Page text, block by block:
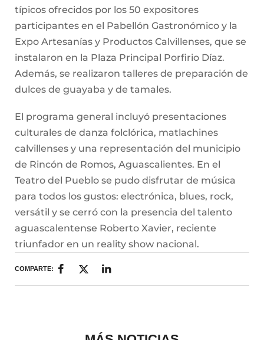
típicos ofrecidos por los 50 expositores
participantes en el Pabellón Gastronómico y la
Expo Artesanías y Productos Calvillenses, que se
instalaron en la Plaza Principal Porfirio Díaz.
Además, se realizaron talleres de preparación de
dulces de guayaba y de tamales.
El programa general incluyó presentaciones
culturales de danza folclórica, matlachines
calvillenses y una representación del municipio
de Rincón de Romos, Aguascalientes. En el
Teatro del Pueblo se pudo disfrutar de música
para todos los gustos: electrónica, blues, rock,
versátil y se cerró con la presencia del talento
aguascalentense Roberto Xavier, reciente
triunfador en un reality show nacional.
COMPARTE: